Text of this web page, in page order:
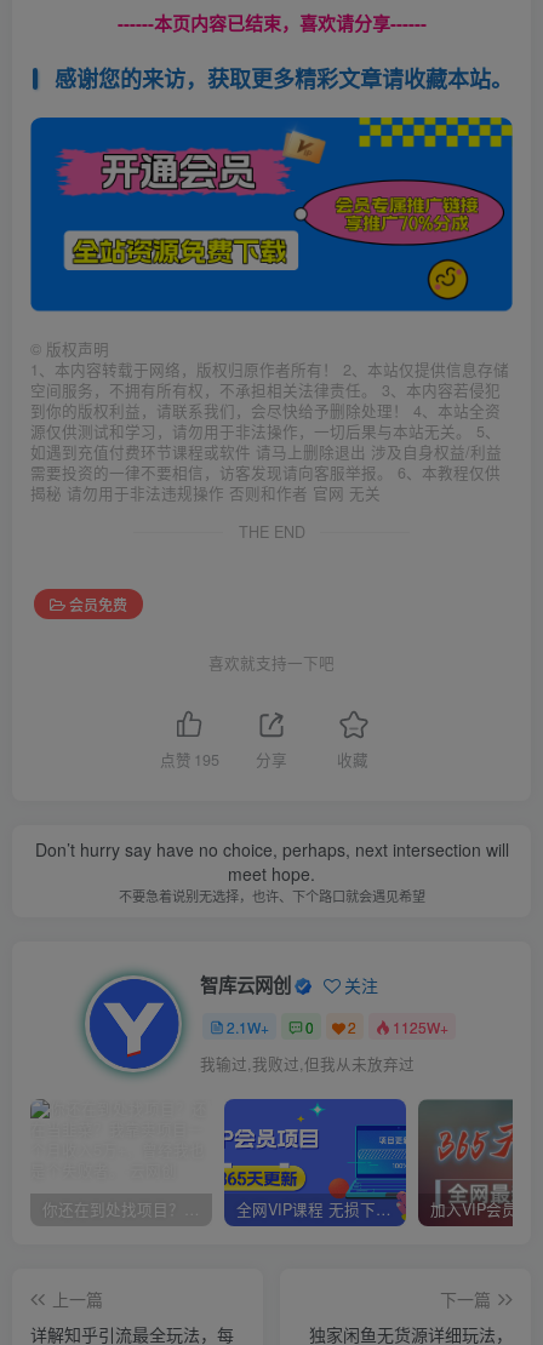
------本页内容已结束，喜欢请分享------
感谢您的来访，获取更多精彩文章请收藏本站。
© 版权声明
1、本内容转载于网络，版权归原作者所有！ 2、本站仅提供信息存储
空间服务，不拥有所有权，不承担相关法律责任。 3、本内容若侵犯
到你的版权利益，请联系我们，会尽快给予删除处理！ 4、本站全资
源仅供测试和学习，请勿用于非法操作，一切后果与本站无关。 5、
如遇到充值付费环节课程或软件 请马上删除退出 涉及自身权益/利益
需要投资的一律不要相信，访客发现请向客服举报。 6、本教程仅供
揭秘 请勿用于非法违规操作 否则和作者 官网 无关
THE END
会员免费
喜欢就支持一下吧
点赞 195 分享 收藏
Don’t hurry say have no choice, perhaps, next intersection will
meet hope.
不要急着说别无选择，也许、下个路口就会遇见希望
智库云网创 关注
2.1W+ 0 2 1125W+
我输过,我败过,但我从未放弃过
你还在到处找项目？还在当韭菜？我靠卖项目一个月收入5万+，曾经我也是个失败者。 全网VIP课程 无损下载~
上一篇
详解知乎引流最全玩法，每
下一篇
独家闲鱼无货源详细玩法，